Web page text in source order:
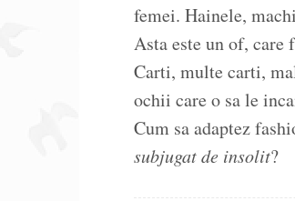
femei. Hainele,
Asta este un of, care
Carti, multe carti,
ochii care o sa le
Cum sa adaptez
subjugat de insolit?